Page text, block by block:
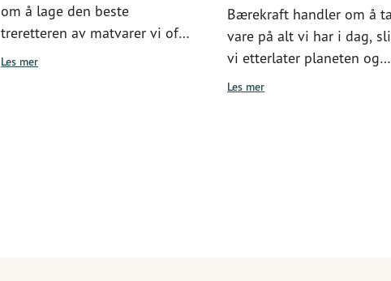
om å lage den beste
treretteren av matvarer vi ofte
kaster hjemme. Dommerne
Les mer
Bærekraft handler om å
vare på alt vi har i dag,
vi etterlater planeten og
samfunnet vårt i minst
Les mer